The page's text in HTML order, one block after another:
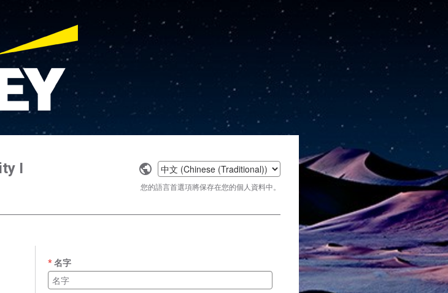
Select
a
language
您的語言首選項將保存在您的個人資料中。
I
名字